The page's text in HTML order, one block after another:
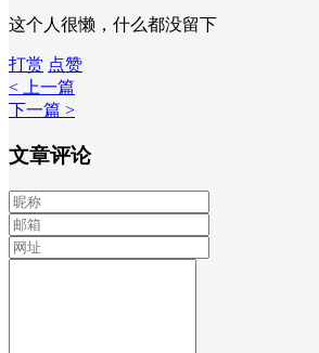
这个人很懒，什么都没留下
打赏 点赞
< 上一篇
下一篇 >
文章评论